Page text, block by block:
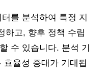
를 분석하여 특정 지
하고, 향후 정책 수립
수 있습니다. 분석 기
효율성 증대가 기대됩